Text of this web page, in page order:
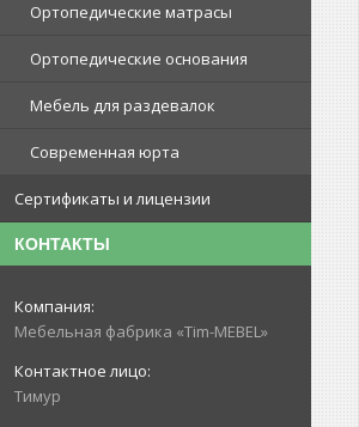
Ортопедические матрасы
Ортопедические основания
Мебель для раздевалок
Современная юрта
Сертификаты и лицензии
КОНТАКТЫ
Мебельная фабрика «Tim-MEBEL»
Тимур